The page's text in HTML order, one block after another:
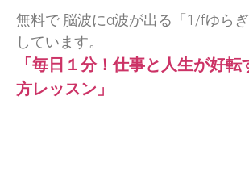
無料で 脳波にα波が出る「1/fゆら
しています。
「毎日１分！仕事と人生が好転
方レッスン」